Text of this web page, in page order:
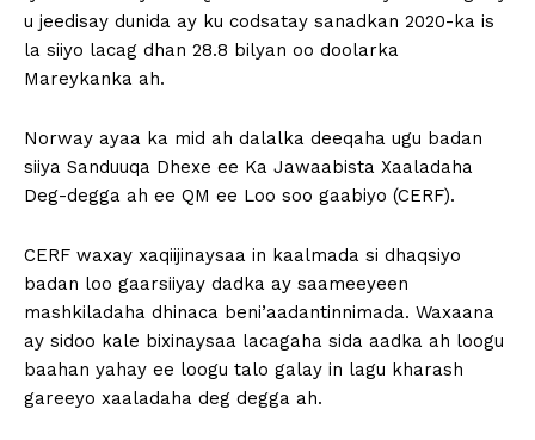
u jeedisay dunida ay ku codsatay sanadkan 2020-ka is
la siiyo lacag dhan 28.8 bilyan oo doolarka
Mareykanka ah.
Norway ayaa ka mid ah dalalka deeqaha ugu badan
siiya Sanduuqa Dhexe ee Ka Jawaabista Xaaladaha
Deg-degga ah ee QM ee Loo soo gaabiyo (CERF).
CERF waxay xaqiijinaysaa in kaalmada si dhaqsiyo
badan loo gaarsiiyay dadka ay saameeyeen
mashkiladaha dhinaca beni’aadantinnimada. Waxaana
ay sidoo kale bixinaysaa lacagaha sida aadka ah loogu
baahan yahay ee loogu talo galay in lagu kharash
gareeyo xaaladaha deg degga ah.